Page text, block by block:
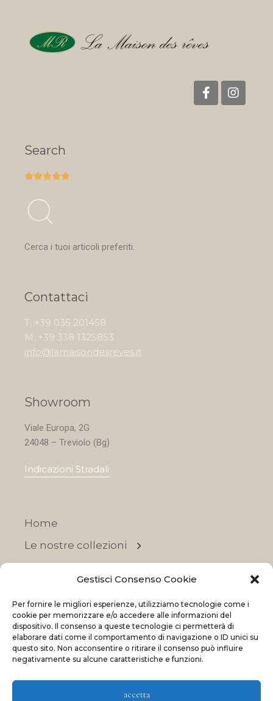
Gestisci Consenso Cookie
Per fornire le migliori esperienze, utilizziamo tecnologie come i
cookie per memorizzare e/o accedere alle informazioni del
dispositivo. Il consenso a queste tecnologie ci permetterà di
elaborare dati come il comportamento di navigazione o ID unici su
questo sito. Non acconsentire o ritirare il consenso può influire
negativamente su alcune caratteristiche e funzioni.
accetta
Search

Cerca i tuoi articoli preferiti.
Contattaci
T: +39 035 201458
M: +39 338 1325853
info@lamaisondesreves.it
Showroom
Viale Europa, 2G
24048 – Treviolo (Bg)
Indicazioni Stradali
Home
Le nostre collezioni
OFFERTE
© 2023 La Maison Des Reves | All rights reserved
and by